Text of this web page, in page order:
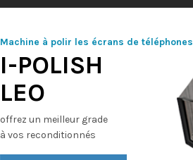
Machine à polir les écrans de téléphones
I-POLISH
LEO
offrez un meilleur grade
à vos reconditionnés